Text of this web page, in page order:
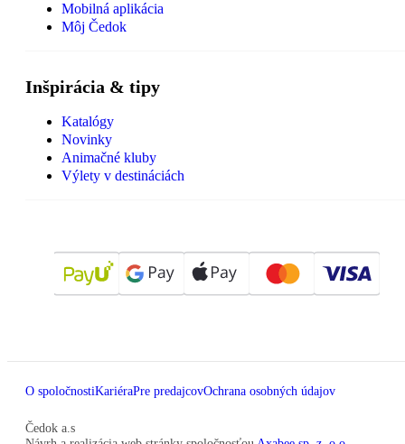
Mobilná aplikácia
Môj Čedok
Inšpirácia & tipy
Katalógy
Novinky
Animačné kluby
Výlety v destináciách
O spoločnostiKariéraPre predajcovOchrana osobných údajov
Čedok a.s